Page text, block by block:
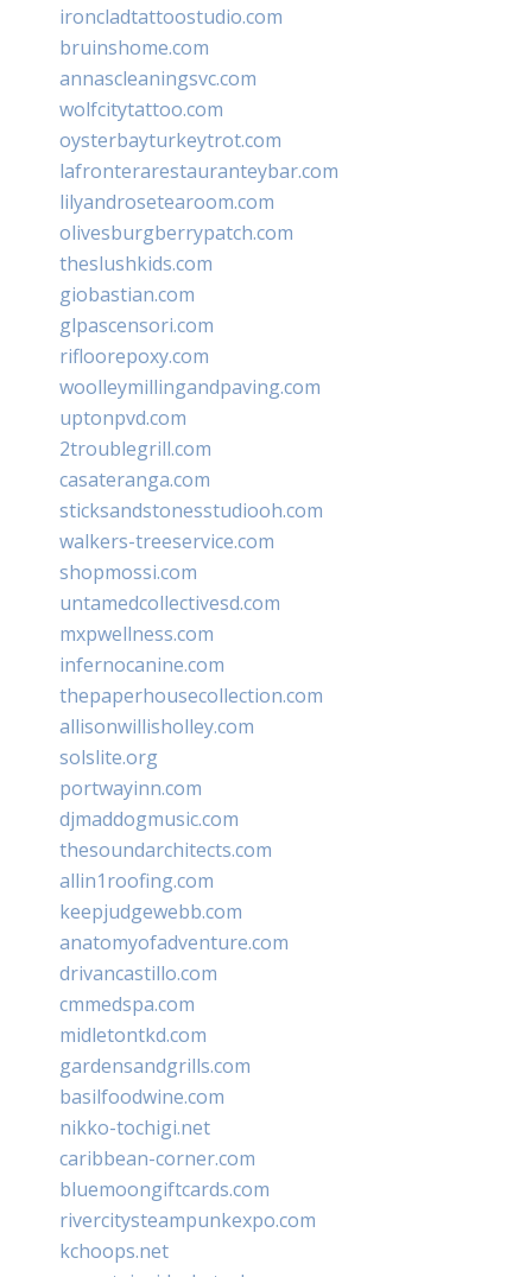
ironcladtattoostudio.com
bruinshome.com
annascleaningsvc.com
wolfcitytattoo.com
oysterbayturkeytrot.com
lafronterarestauranteybar.com
lilyandrosetearoom.com
olivesburgberrypatch.com
theslushkids.com
giobastian.com
glpascensori.com
rifloorepoxy.com
woolleymillingandpaving.com
uptonpvd.com
2troublegrill.com
casateranga.com
sticksandstonesstudiooh.com
walkers-treeservice.com
shopmossi.com
untamedcollectivesd.com
mxpwellness.com
infernocanine.com
thepaperhousecollection.com
allisonwillisholley.com
solslite.org
portwayinn.com
djmaddogmusic.com
thesoundarchitects.com
allin1roofing.com
keepjudgewebb.com
anatomyofadventure.com
drivancastillo.com
cmmedspa.com
midletontkd.com
gardensandgrills.com
basilfoodwine.com
nikko-tochigi.net
caribbean-corner.com
bluemoongiftcards.com
rivercitysteampunkexpo.com
kchoops.net